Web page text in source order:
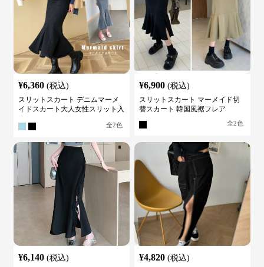
¥6,360 (税込)
スリットスカート デニムマーメ
イドスカート大人女性スリット入
全2色
¥6,900 (税込)
スリットスカート マーメイド切
替スカート 韓国風裾フレア
全2色
¥6,140 (税込) ¥4,820 (税込)